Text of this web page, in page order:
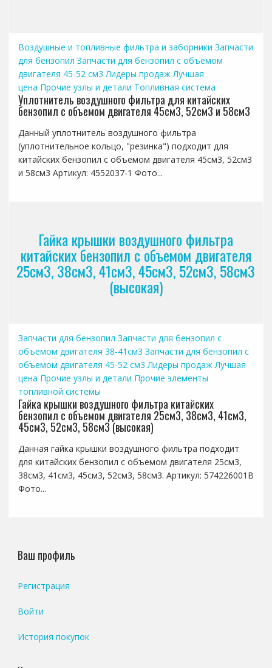
Воздушные и топливные фильтра и заборники Запчасти
для бензопил Запчасти для бензопил с объемом
двигателя 45-52 см3 Лидеры продаж Лучшая
цена Прочие узлы и детали Топливная система
Уплотнитель воздушного фильтра для китайских
бензопил с объемом двигателя 45см3, 52см3 и 58см3
Данный уплотнитель воздушного фильтра
(уплотнительное кольцо, "резинка") подходит для
китайских бензопил с объемом двигателя 45см3, 52см3
и 58см3 Артикул: 4552037-1 Фото...
Гайка крышки воздушного фильтра
китайских бензопил с объемом двигателя
25см3, 38см3, 41см3, 45см3, 52см3, 58см3
(высокая)
Запчасти для бензопил Запчасти для бензопил с
объемом двигателя 38-41см3 Запчасти для бензопил с
объемом двигателя 45-52 см3 Лидеры продаж Лучшая
цена Прочие узлы и детали Прочие элементы
топливной системы
Гайка крышки воздушного фильтра китайских
бензопил с объемом двигателя 25см3, 38см3, 41см3,
45см3, 52см3, 58см3 (высокая)
Данная гайка крышки воздушного фильтра подходит
для китайских бензопил с объемом двигателя 25см3,
38см3, 41см3, 45см3, 52см3, 58см3. Артикул: 574226001B
Фото...
Ваш профиль
Регистрация
Войти
История покупок